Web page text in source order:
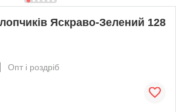
Яскраво-Зелений 128
Опт і роздріб